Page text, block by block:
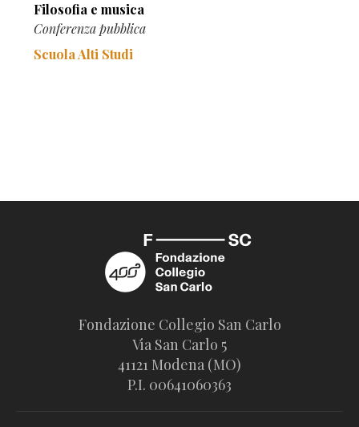
Filosofia e musica
Conferenza pubblica
Scuola Alti Studi
Fondazione Collegio San Carlo
Via San Carlo 5
41121 Modena (MO)
P.I. 00641060363